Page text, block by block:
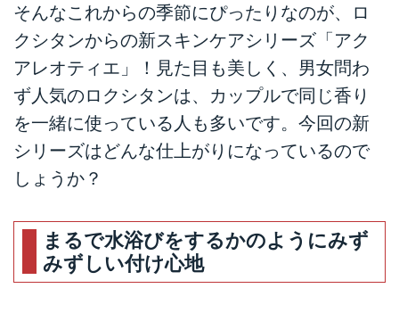
そんなこれからの季節にぴったりなのが、ロ
クシタンからの新スキンケアシリーズ「アク
アレオティエ」！見た目も美しく、男女問わ
ず人気のロクシタンは、カップルで同じ香り
を一緒に使っている人も多いです。今回の新
シリーズはどんな仕上がりになっているので
しょうか？
まるで水浴びをするかのようにみず
みずしい付け心地